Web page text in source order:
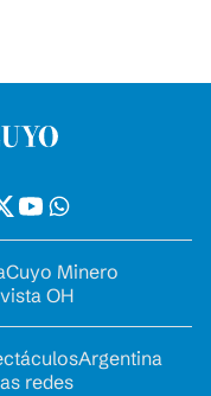
Cuyo Minero
OH
Argentina
redes